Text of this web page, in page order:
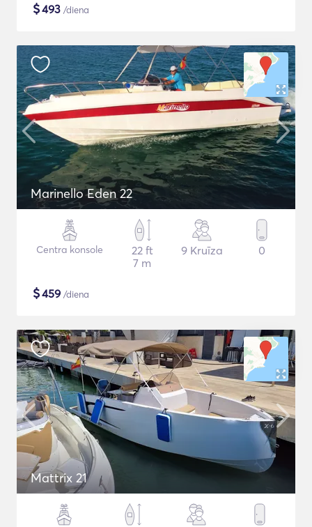
$493 /diena
Marinello Eden 22
Centra konsole
22 ft
7 m
9 Kruīza 0
$459 /diena
Mattrix 21